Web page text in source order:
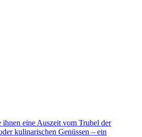
eine Auszeit vom Trubel der
kulinarischen Genüssen – ein